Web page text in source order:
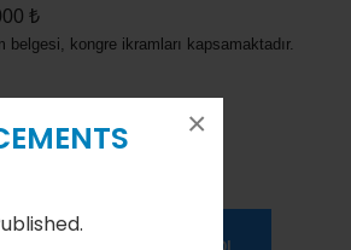
×
₺
belgesi, kongre ikramları kapsamaktadır.